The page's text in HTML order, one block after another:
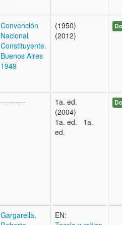
Convención
Nacional
Constituyente.
Buenos Aires
1949
(1950)
(2012)
----------
1a. ed.
(2004)
1a. ed. 1a.
ed.
Gargarella,
EN: